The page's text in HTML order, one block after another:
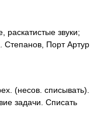
звуки;
Степанов, Порт Артур.
(несов. списывать).
задачи. Списать